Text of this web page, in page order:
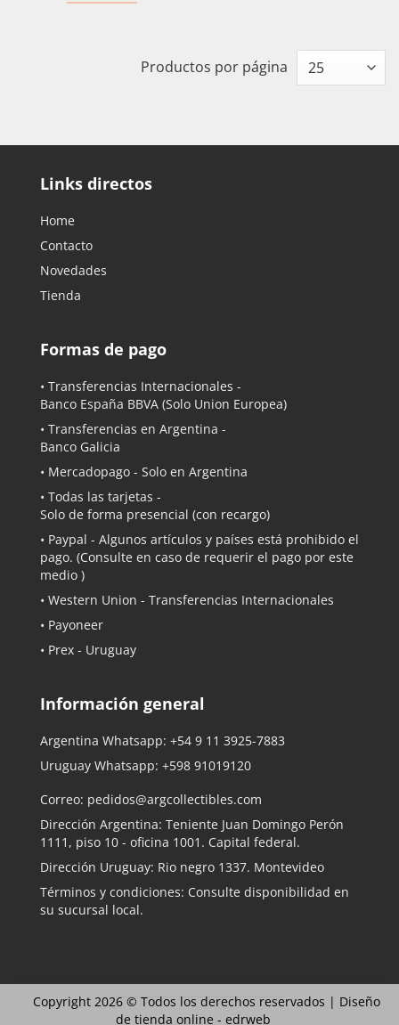
Productos por página
Links directos
Home
Contacto
Novedades
Tienda
Formas de pago
• Transferencias Internacionales -
Banco España BBVA (Solo Union Europea)
• Transferencias en Argentina -
Banco Galicia
• Mercadopago - Solo en Argentina
• Todas las tarjetas -
Solo de forma presencial (con recargo)
• Paypal - Algunos artículos y países está prohibido el
pago. (Consulte en caso de requerir el pago por este
medio )
• Western Union - Transferencias Internacionales
• Payoneer
• Prex - Uruguay
Información general
Argentina Whatsapp: +54 9 11 3925-7883
Uruguay Whatsapp: +598 91019120
Correo: pedidos@argcollectibles.com
Dirección Argentina: Teniente Juan Domingo Perón
1111, piso 10 - oficina 1001. Capital federal.
Dirección Uruguay: Rio negro 1337. Montevideo
Términos y condiciones: Consulte disponibilidad en
su sucursal local.
Copyright 2026 © Todos los derechos reservados | Diseño
de tienda online - edrweb